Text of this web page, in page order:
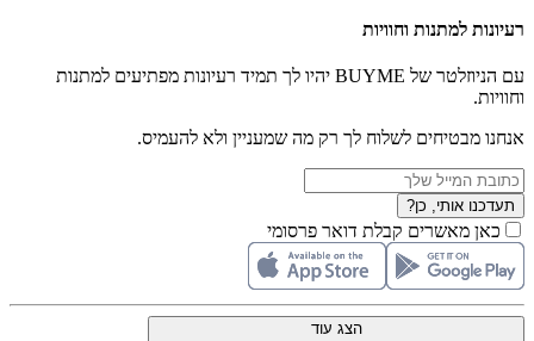
רעיונות למתנות וחוויות
עם הניוזלטר של BUYME יהיו לך תמיד רעיונות מפתיעים למתנות
וחוויות.
אנחנו מבטיחים לשלוח לך רק מה שמעניין ולא להעמיס.
תעדכנו אותי, כן?
כאן מאשרים קבלת דואר פרסומי
הצג עוד